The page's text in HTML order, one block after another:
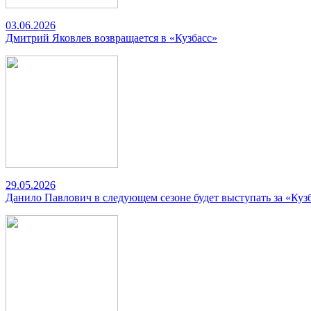
03.06.2026
Дмитрий Яковлев возвращается в «Кузбасс»
29.05.2026
Данило Павлович в следующем сезоне будет выступать за